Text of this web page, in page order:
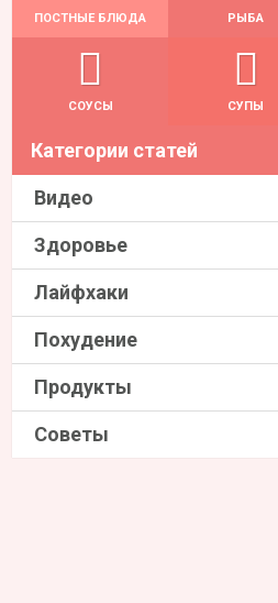
ПОСТНЫЕ БЛЮДА РЫБА
СОУСЫ СУПЫ
Категории статей
Видео
Здоровье
Лайфхаки
Похудение
Продукты
Советы